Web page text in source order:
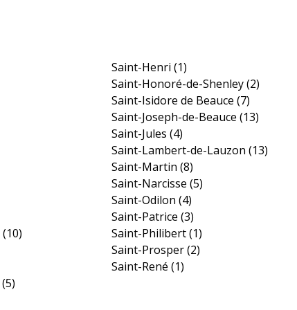
(10)
(5)
Saint-Henri(1)
Saint-Honoré-de-Shenley(2)
Saint-Isidore de Beauce(7)
Saint-Joseph-de-Beauce(13)
Saint-Jules(4)
Saint-Lambert-de-Lauzon(13)
Saint-Martin(8)
Saint-Narcisse(5)
Saint-Odilon(4)
Saint-Patrice(3)
Saint-Philibert(1)
Saint-Prosper(2)
Saint-René(1)